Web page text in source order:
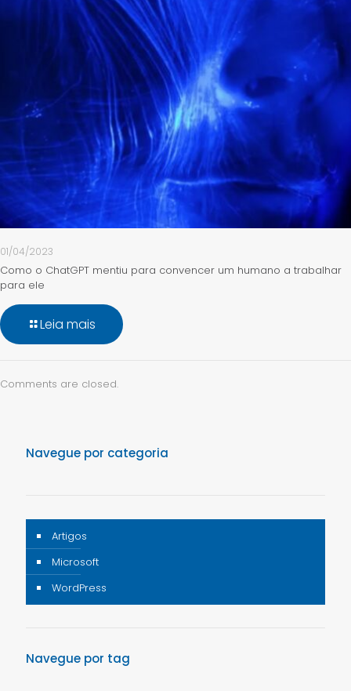
01/04/2023
Como o ChatGPT mentiu para convencer um humano a trabalhar
para ele
Leia mais
Comments are closed.
Navegue por categoria
Artigos
Microsoft
WordPress
Navegue por tag